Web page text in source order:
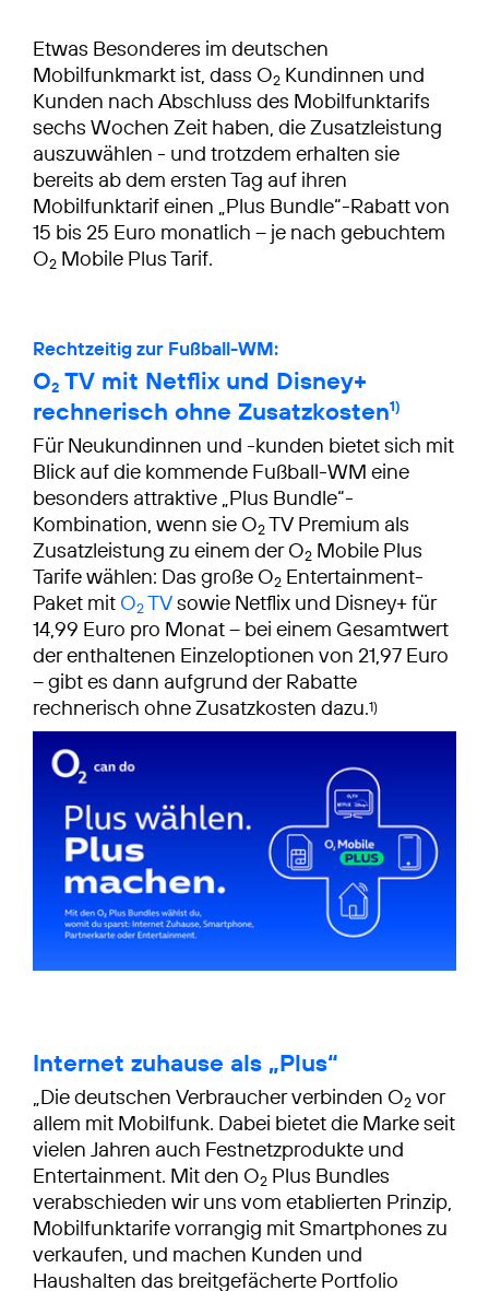
Etwas Besonderes im deutschen
Mobilfunkmarkt ist, dass O2 Kundinnen und
Kunden nach Abschluss des Mobilfunktarifs
sechs Wochen Zeit haben, die Zusatzleistung
auszuwählen - und trotzdem erhalten sie
bereits ab dem ersten Tag auf ihren
Mobilfunktarif einen „Plus Bundle“-Rabatt von
15 bis 25 Euro monatlich – je nach gebuchtem
O2 Mobile Plus Tarif.
Rechtzeitig zur Fußball-WM:
O2 TV mit Netflix und Disney+
rechnerisch ohne Zusatzkosten1)
Für Neukundinnen und -kunden bietet sich mit
Blick auf die kommende Fußball-WM eine
besonders attraktive „Plus Bundle“-
Kombination, wenn sie O2TV Premium als
Zusatzleistung zu einem der O2 Mobile Plus
Tarife wählen: Das große O2 Entertainment-
Paket mit O2TVsowie Netflix und Disney+ für
14,99 Euro pro Monat – bei einem Gesamtwert
der enthaltenen Einzeloptionen von 21,97 Euro
– gibt es dann aufgrund der Rabatte
rechnerisch ohne Zusatzkosten dazu.1)
Internet zuhause als „Plus“
„Die deutschen Verbraucher verbinden O2 vor
allem mit Mobilfunk. Dabei bietet die Marke seit
vielen Jahren auch Festnetzprodukte und
Entertainment. Mit den O2 Plus Bundles
verabschieden wir uns vom etablierten Prinzip,
Mobilfunktarife vorrangig mit Smartphones zu
verkaufen, und machen Kunden und
Haushalten das breitgefächerte Portfolio